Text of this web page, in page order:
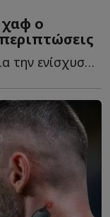
χαφ ο
Οι «ερυθρόλευκοι» ψάχνονται για την ενίσχυση στον ά...